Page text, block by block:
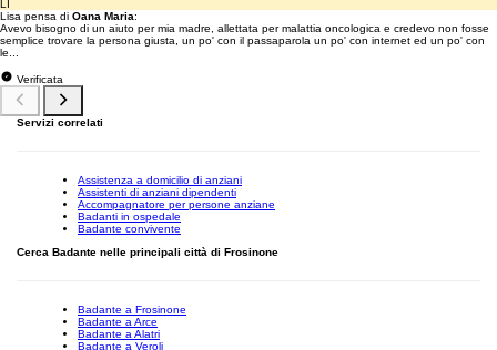
Lisa pensa di Oana Maria:
Avevo bisogno di un aiuto per mia madre, allettata per malattia oncologica e credevo non fosse
semplice trovare la persona giusta, un po' con il passaparola un po' con internet ed un po' con
le...
Verificata
Servizi correlati
Assistenza a domicilio di anziani
Assistenti di anziani dipendenti
Accompagnatore per persone anziane
Badanti in ospedale
Badante convivente
Cerca Badante nelle principali città di Frosinone
Badante a Frosinone
Badante a Arce
Badante a Alatri
Badante a Veroli